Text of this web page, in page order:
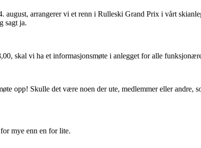
august, arrangerer vi et renn i Rulleski Grand Prix i vårt
sagt ja.
skal vi ha et informasjonsmøte i anlegget for alle
opp! Skulle det være noen der ute, medlemmer eller andre,
mye enn en for lite.